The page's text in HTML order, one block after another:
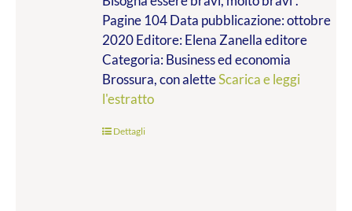
€14.00
Pagine 104 Data pubblicazione: ottobre
2020 Editore: Elena Zanella editore
Categoria: Business ed economia
Brossura, con aletteScarica e leggi
l'estratto
Dettagli